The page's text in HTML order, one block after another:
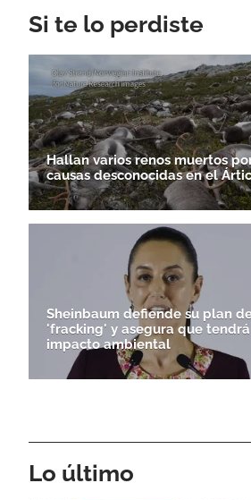
Si te lo perdiste
Hallan varios renos muertos
causas desconocidas en el
Sheinbaum defiende su plan
'fracking' y asegura que
impacto ambiental
Lo último